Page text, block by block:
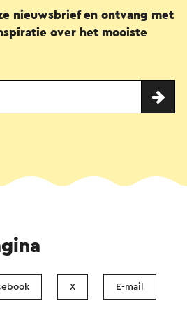
nieuwsbrief en ontvang met
over het mooiste
X E-mail